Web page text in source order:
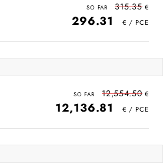
315.35
296.31
12,554.50
12,136.81